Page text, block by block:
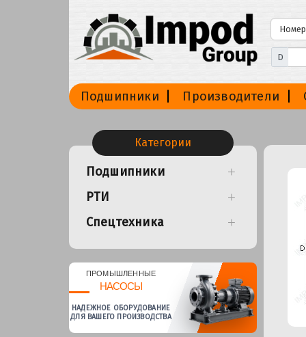
D
Подшипники Производители
Категории
Подшипники
РТИ
Спецтехника
ПРОМЫШЛЕННЫЕ
НАСОСЫ
НАДЕЖНОЕ ОБОРУДОВАНИЕ
ДЛЯ ВАШЕГО ПРОИЗВОДСТВА